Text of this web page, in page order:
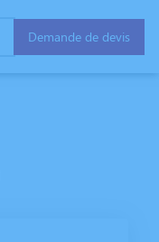
Demande de devis